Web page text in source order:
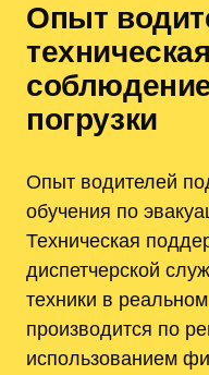
Опыт
погрузки
Опыт водителей
обучения по
Техническая
диспетчерской
техники в
производится по
использованием